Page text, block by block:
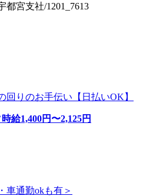
宮支社/1201_7613
回りのお手伝い【日払いOK】
時給1,400円〜2,125円
車通勤okも有＞